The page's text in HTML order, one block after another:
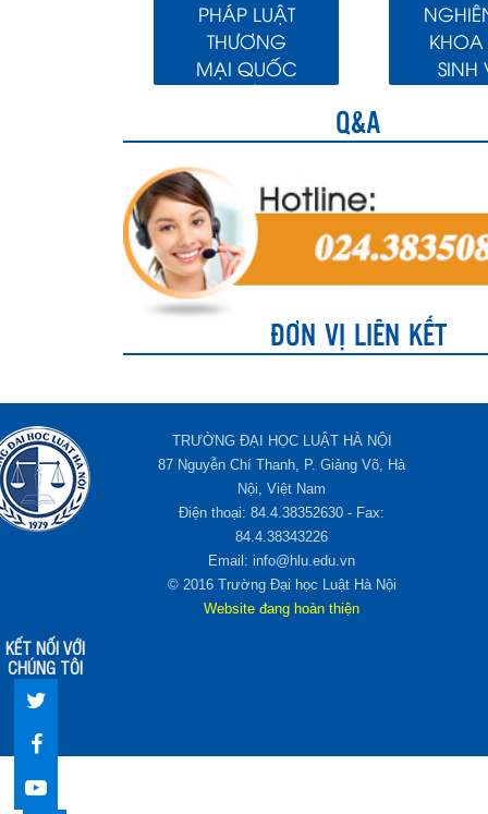
PHÁP LUẬT
THƯƠNG
MẠI QUỐC
SINH
Q&A
ĐƠN VỊ LIÊN KẾT
TRƯỜNG ĐẠI HỌC LUẬT HÀ NỘI
87 Nguyễn Chí Thanh, P. Giảng Võ, Hà
Nội, Việt Nam
Điện thoại: 84.4.38352630 - Fax:
84.4.38343226
Email: info@hlu.edu.vn
© 2016 Trường Đại học Luật Hà Nội
Website đang hoàn thiện
KẾT NỐI VỚI
CHÚNG TÔI